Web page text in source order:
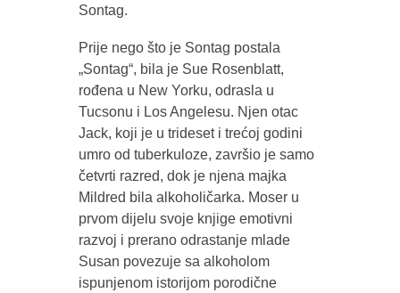
Sontag.
Prije nego što je Sontag postala
„Sontag“, bila je Sue Rosenblatt,
rođena u New Yorku, odrasla u
Tucsonu i Los Angelesu. Njen otac
Jack, koji je u trideset i trećoj godini
umro od tuberkuloze, završio je samo
četvrti razred, dok je njena majka
Mildred bila alkoholičarka. Moser u
prvom dijelu svoje knjige emotivni
razvoj i prerano odrastanje mlade
Susan povezuje sa alkoholom
ispunjenom istorijom porodične